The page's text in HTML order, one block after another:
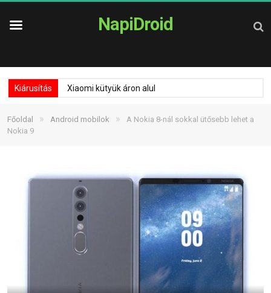
NapiDroid
Kiárusítás Xiaomi kütyük áron alul
Főoldal » Android mobilok »
A Nokia 8-nál sokkal ütősebb lehet a
Nokia 9